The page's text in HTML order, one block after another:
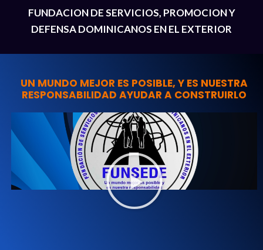
FUNDACION DE SERVICIOS, PROMOCION Y
DEFENSA DOMINICANOS EN EL EXTERIOR
UN MUNDO MEJOR ES POSIBLE, Y ES NUESTRA
RESPONSABILIDAD AYUDAR A CONSTRUIRLO